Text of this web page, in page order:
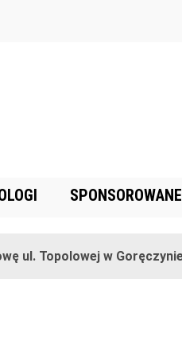
SPONSOROWANE
Topolowej w Goręczynie